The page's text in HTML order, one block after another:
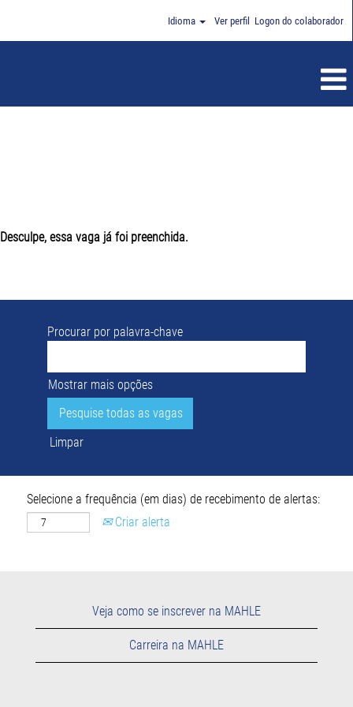
Idioma Ver perfil Logon do colaborador
Procurar por palavra-chave
Mostrar mais opções
Limpar
Selecione a frequência (em dias) de recebimento de alertas:
Criar alerta
Desculpe, essa vaga já foi preenchida.
Veja como se inscrever na MAHLE
Carreira na MAHLE